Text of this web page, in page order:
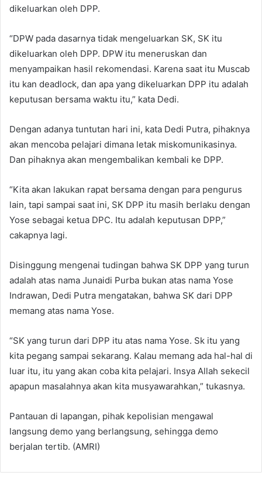
dikeluarkan oleh DPP.
“DPW pada dasarnya tidak mengeluarkan SK, SK itu
dikeluarkan oleh DPP. DPW itu meneruskan dan
menyampaikan hasil rekomendasi. Karena saat itu Muscab
itu kan deadlock, dan apa yang dikeluarkan DPP itu adalah
keputusan bersama waktu itu,” kata Dedi.
Dengan adanya tuntutan hari ini, kata Dedi Putra, pihaknya
akan mencoba pelajari dimana letak miskomunikasinya.
Dan pihaknya akan mengembalikan kembali ke DPP.
“Kita akan lakukan rapat bersama dengan para pengurus
lain, tapi sampai saat ini, SK DPP itu masih berlaku dengan
Yose sebagai ketua DPC. Itu adalah keputusan DPP,”
cakapnya lagi.
Disinggung mengenai tudingan bahwa SK DPP yang turun
adalah atas nama Junaidi Purba bukan atas nama Yose
Indrawan, Dedi Putra mengatakan, bahwa SK dari DPP
memang atas nama Yose.
“SK yang turun dari DPP itu atas nama Yose. Sk itu yang
kita pegang sampai sekarang. Kalau memang ada hal-hal di
luar itu, itu yang akan coba kita pelajari. Insya Allah sekecil
apapun masalahnya akan kita musyawarahkan,” tukasnya.
Pantauan di lapangan, pihak kepolisian mengawal
langsung demo yang berlangsung, sehingga demo
berjalan tertib. (AMRI)